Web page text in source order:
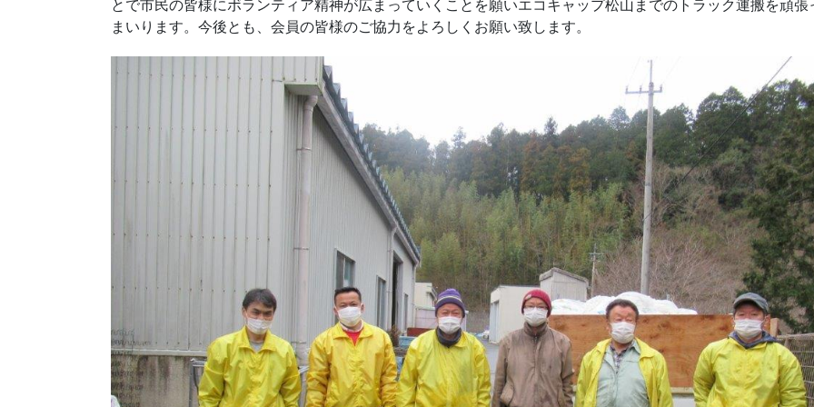
とで市民の皆様にボランティア精神が広まっていくことを願いエコキャップ松山までのトラック運搬を頑張
まいります。今後とも、会員の皆様のご協力をよろしくお願い致します。